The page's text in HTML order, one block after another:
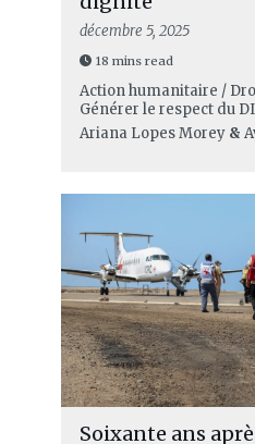
décembre 5, 2025
18 mins read
Action humanitaire /
Générer le respect du
Ariana Lopes Morey&
Soixante ans